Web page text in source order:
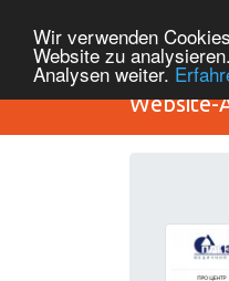
Wir verwenden
Website zu
Analysen weiter.
Website-